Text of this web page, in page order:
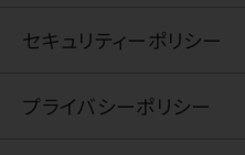
セキュリティーポリシー
プライバシーポリシー